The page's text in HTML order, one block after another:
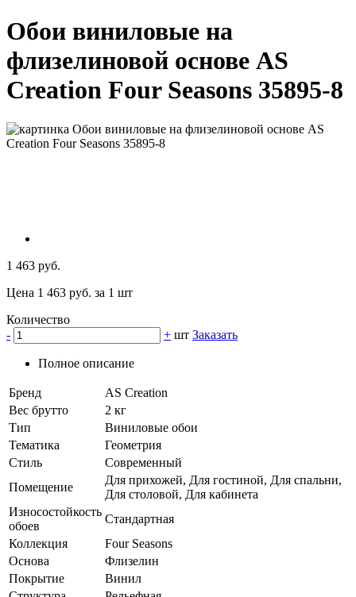
Обои виниловые на
флизелиновой основе AS
Creation Four Seasons 35895-8
1 463 руб.
Цена 1 463 руб. за 1 шт
Количество
-
+ шт Заказать
Полное описание
Бренд
AS Creation
Вес брутто
2 кг
Тип
Виниловые обои
Тематика
Геометрия
Стиль
Современный
Помещение
Для прихожей, Для гостиной, Для спальни,
Для столовой, Для кабинета
Износостойкость
обоев
Стандартная
Коллекция
Four Seasons
Основа
Флизелин
Покрытие
Винил